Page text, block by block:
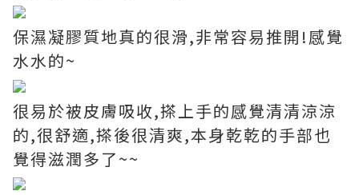
保濕凝膠質地真的很滑,非常容易推開!感覺
水水的~
很易於被皮膚吸收,搽上手的感覺清清涼涼
的,很舒適,搽後很清爽,本身乾乾的手部也
覺得滋潤多了~~